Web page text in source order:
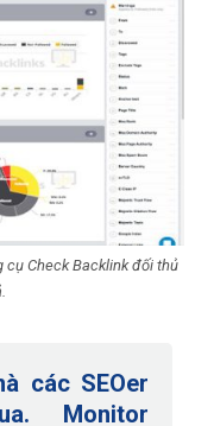
Check Backlink đối thủ
các SEOer
Monitor